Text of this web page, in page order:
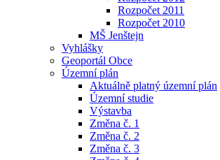
Rozpočet 2011
Rozpočet 2010
MŠ Jenštejn
Vyhlášky
Geoportál Obce
Územní plán
Aktuálně platný územní plán
Územní studie
Výstavba
Změna č. 1
Změna č. 2
Změna č. 3